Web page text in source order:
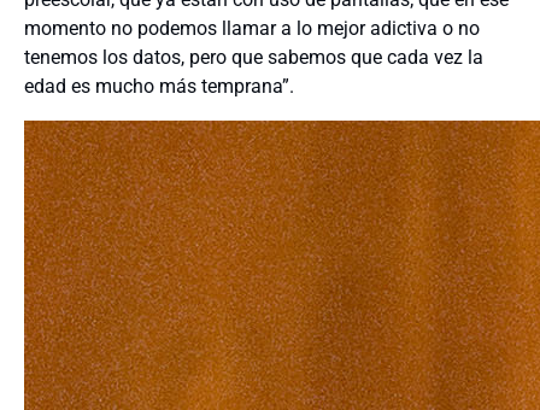
momento no podemos llamar a lo mejor adictiva o no
tenemos los datos, pero que sabemos que cada vez la
edad es mucho más temprana”.